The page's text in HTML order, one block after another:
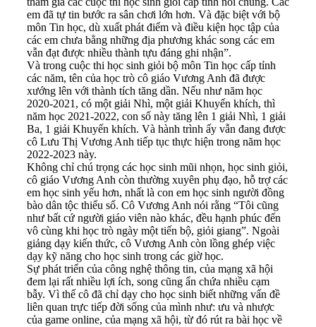
em đã tự tin bước ra sân chơi lớn hơn. Và đặc biệt với bộ
môn Tin học, dù xuất phát điểm và điều kiện học tập của
các em chưa bằng những địa phương khác song các em
vẫn đạt được nhiều thành tựu đáng ghi nhận”.
Và trong cuộc thi học sinh giỏi bộ môn Tin học cấp tỉnh
các năm, tên của học trò cô giáo Vương Anh đã được
xướng lên với thành tích tăng dần. Nếu như năm học
2020-2021, có một giải Nhì, một giải Khuyến khích, thì
năm học 2021-2022, con số này tăng lên 1 giải Nhì, 1 giải
Ba, 1 giải Khuyến khích. Và hành trình ấy vẫn đang được
cô Lưu Thị Vương Anh tiếp tục thực hiện trong năm học
2022-2023 này.
Không chỉ chú trọng các học sinh mũi nhọn, học sinh giỏi,
cô giáo Vương Anh còn thường xuyên phụ đạo, hỗ trợ các
em học sinh yếu hơn, nhất là con em học sinh người đồng
bào dân tộc thiểu số. Cô Vương Anh nói rằng “Tôi cũng
như bất cứ người giáo viên nào khác, đều hạnh phúc đến
vô cùng khi học trò ngày một tiến bộ, giỏi giang”. Ngoài
giảng dạy kiến thức, cô Vương Anh còn lồng ghép việc
dạy kỹ năng cho học sinh trong các giờ học.
Sự phát triển của công nghệ thông tin, của mạng xã hội
đem lại rất nhiều lợi ích, song cũng ẩn chứa nhiều cạm
bẫy. Vì thế cô đã chỉ dạy cho học sinh biết những vấn đề
liên quan trực tiếp đời sống của mình như: ưu và nhược
của game online, của mạng xã hội, từ đó rút ra bài học về